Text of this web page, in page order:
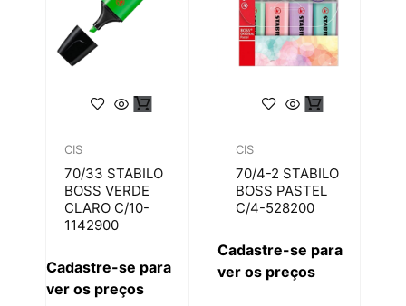
CIS
70/33 STABILO
BOSS VERDE
CLARO C/10-
1142900
Cadastre-se para
ver os preços
CIS
70/4-2 STABILO
BOSS PASTEL
C/4-528200
Cadastre-se para
ver os preços